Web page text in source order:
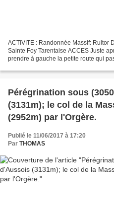
ACTIVITE : Randonnée Massif: Ruitor
Sainte Foy Tarentaise ACCES Juste
prendre à gauche la petite route qui
Pérégrination sous
(3131m); le col de la Masse
(2952m) par l'Orgère.
Publié le 11/06/2017 à 17:20
Par THOMAS